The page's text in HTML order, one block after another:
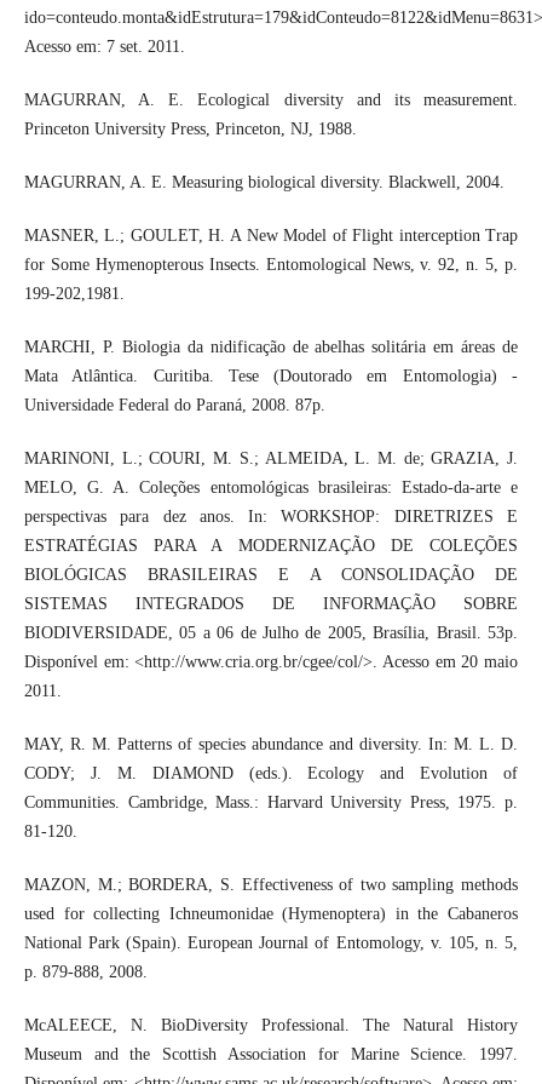
Acesso em: 7 set. 2011.
MAGURRAN, A. E. Ecological diversity and its measurement.
Princeton University Press, Princeton, NJ, 1988.
MAGURRAN, A. E. Measuring biological diversity. Blackwell, 2004.
MASNER, L.; GOULET, H. A New Model of Flight interception Trap
for Some Hymenopterous Insects. Entomological News, v. 92, n. 5, p.
199-202,1981.
MARCHI, P. Biologia da nidificação de abelhas solitária em áreas de
Mata Atlântica. Curitiba. Tese (Doutorado em Entomologia) -
Universidade Federal do Paraná, 2008. 87p.
MARINONI, L.; COURI, M. S.; ALMEIDA, L. M. de; GRAZIA, J.
MELO, G. A. Coleções entomológicas brasileiras: Estado-da-arte e
perspectivas para dez anos. In: WORKSHOP: DIRETRIZES E
ESTRATÉGIAS PARA A MODERNIZAÇÃO DE COLEÇÕES
BIOLÓGICAS BRASILEIRAS E A CONSOLIDAÇÃO DE
SISTEMAS INTEGRADOS DE INFORMAÇÃO SOBRE
BIODIVERSIDADE, 05 a 06 de Julho de 2005, Brasília, Brasil. 53p.
Disponível em: <http://www.cria.org.br/cgee/col/>. Acesso em 20 maio
2011.
MAY, R. M. Patterns of species abundance and diversity. In: M. L. D.
CODY; J. M. DIAMOND (eds.). Ecology and Evolution of
Communities. Cambridge, Mass.: Harvard University Press, 1975. p.
81-120.
MAZON, M.; BORDERA, S. Effectiveness of two sampling methods
used for collecting Ichneumonidae (Hymenoptera) in the Cabaneros
National Park (Spain). European Journal of Entomology, v. 105, n. 5,
p. 879-888, 2008.
McALEECE, N. BioDiversity Professional. The Natural History
Museum and the Scottish Association for Marine Science. 1997.